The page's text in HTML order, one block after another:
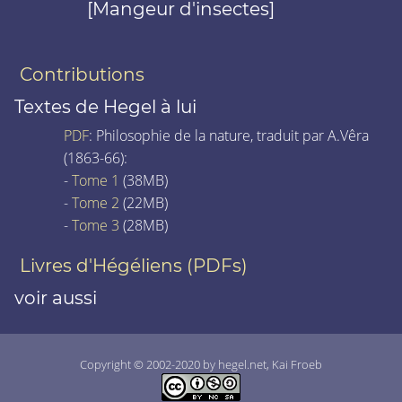
[Mangeur d'insectes]
Contributions
Textes de Hegel à lui
PDF: Philosophie de la nature, traduit par A.Vêra
(1863-66):
-Tome 1 (38MB)
-Tome 2 (22MB)
-Tome 3 (28MB)
Livres d'Hégéliens (PDFs)
voir aussi
Copyright © 2002-2020 by hegel.net, Kai Froeb